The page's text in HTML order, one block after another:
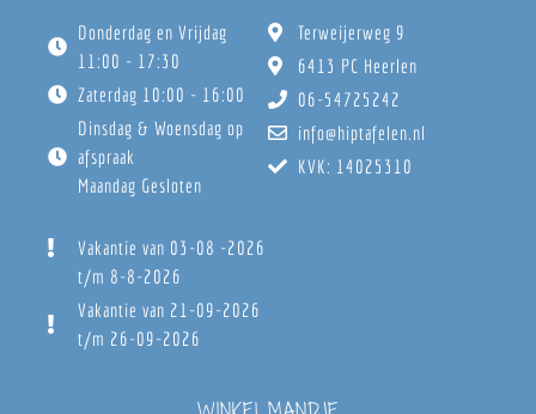
Donderdag en Vrijdag
11:00 - 17:30
Zaterdag 10:00 - 16:00
Dinsdag & Woensdag op
afspraak
Maandag Gesloten
Vakantie van 03-08 -2026
t/m 8-8-2026
Vakantie van 21-09-2026
t/m 26-09-2026
Terweijerweg 9
6413 PC Heerlen
06-54725242
info@hiptafelen.nl
KVK: 14025310